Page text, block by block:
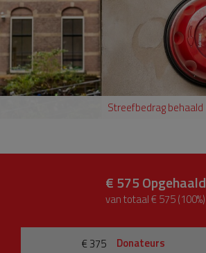
Streefbedrag behaald
€ 575Opgehaald
van totaal € 575 (100%)
€ 375
Donateurs